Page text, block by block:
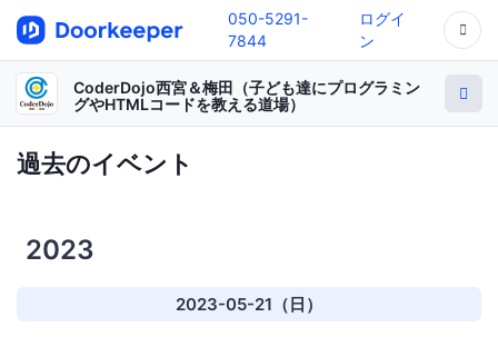
050-5291-
7844
ログイ
ン
CoderDojo西宮＆梅田（子ども達にプログラミン
グやHTMLコードを教える道場）
過去のイベント
2023
2023-05-21（日）